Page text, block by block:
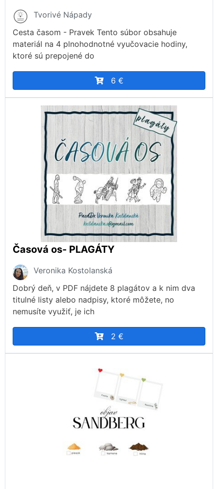
Tvorivé Nápady
Cesta časom - Pravek Tento súbor obsahuje
materiál na 4 plnohodnotné vyučovacie hodiny,
ktoré sú prepojené do
6 €
Časová os- PLAGÁTY
Veronika Kostolanská
Dobrý deň, v PDF nájdete 8 plagátov a k nim dva
titulné listy alebo nadpisy, ktoré môžete, no
nemusíte využiť, je ich
2 €